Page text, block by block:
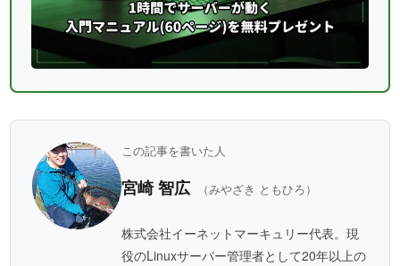
この記事を書いた人
宮崎 智広 （みやざき ともひろ）
株式会社イーネットマーキュリー代表。現
役のLinuxサーバー管理者として20年以上の